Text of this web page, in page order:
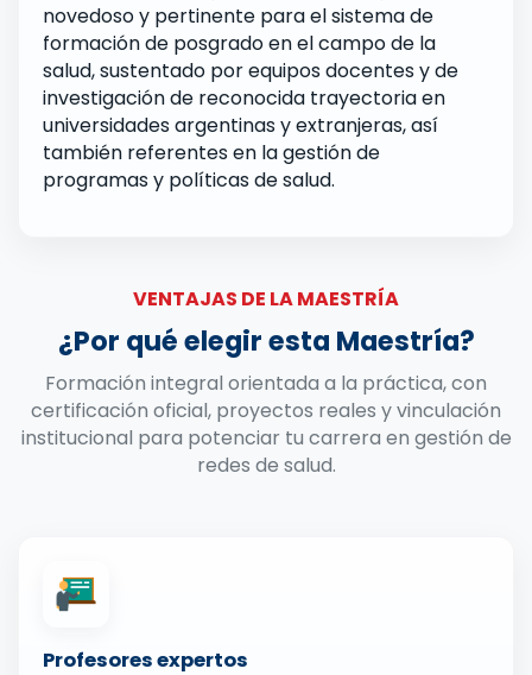
novedoso y pertinente para el sistema de
formación de posgrado en el campo de la
salud, sustentado por equipos docentes y de
investigación de reconocida trayectoria en
universidades argentinas y extranjeras, así
también referentes en la gestión de
programas y políticas de salud.
VENTAJAS DE LA MAESTRÍA
¿Por qué elegir esta Maestría?
Formación integral orientada a la práctica, con
certificación oficial, proyectos reales y vinculación
institucional para potenciar tu carrera en gestión de
redes de salud.
Profesores expertos